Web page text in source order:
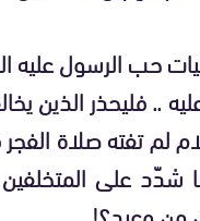
حب الرسول عليه
.. فليحذر الذين
لم تفته صلاة الفجر
على